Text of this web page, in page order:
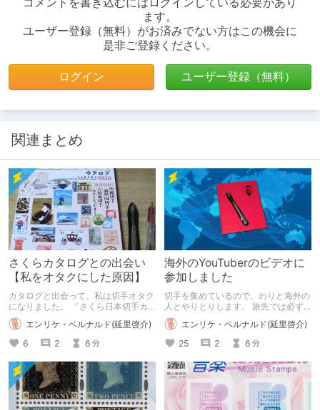
ます。
ユーザー登録（無料）がお済みでない方はこの機会に
是非ご登録ください。
ログイン ユーザー登録（無料）
関連まとめ
さくらカタログとの出会い
【私をオタクにした原因】
カタログと出会って、私は切手オタク
になりました。 『さくら日本切手カ
タログ』を略して、さくらカタログ。
エンリケ・ベルナルド(延里啓介)
6
2 6 分
海外のYouTuberのビデオに
参加しました
切手を集めているので、わりと海外の
人とやりとりします。 旅先では必ず
郵便局に行きます。
エンリケ・ベルナルド(延里啓介)
25
2 6 分